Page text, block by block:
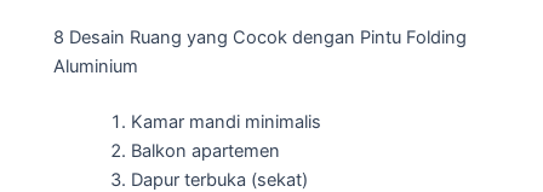
8 Desain Ruang yang Cocok dengan Pintu Folding
Aluminium
Kamar mandi minimalis
Balkon apartemen
Dapur terbuka (sekat)